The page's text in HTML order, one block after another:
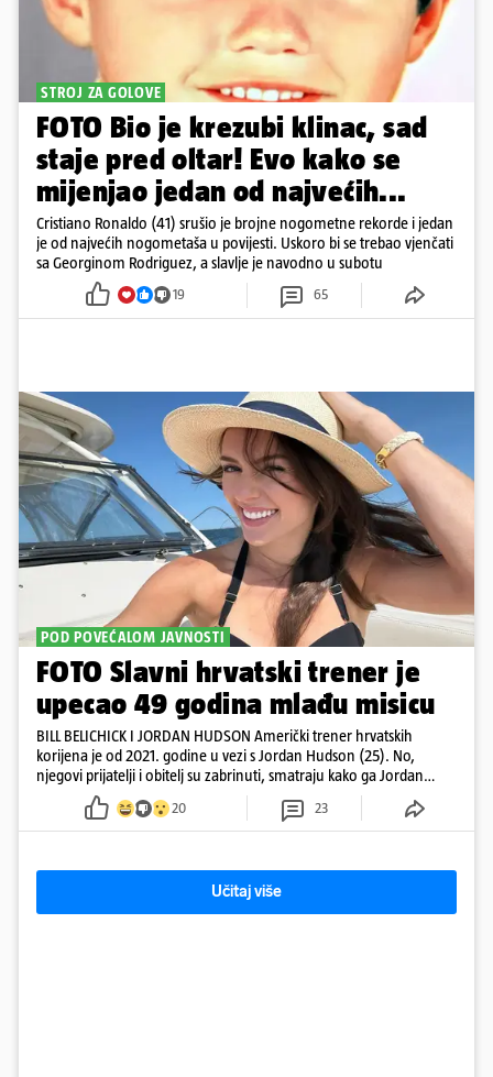
STROJ ZA GOLOVE
FOTO Bio je krezubi klinac, sad
staje pred oltar! Evo kako se
mijenjao jedan od najvećih...
Cristiano Ronaldo (41) srušio je brojne nogometne rekorde i jedan
je od najvećih nogometaša u povijesti. Uskoro bi se trebao vjenčati
sa Georginom Rodriguez, a slavlje je navodno u subotu
19 65
POD POVEĆALOM JAVNOSTI
FOTO Slavni hrvatski trener je
upecao 49 godina mlađu misicu
BILL BELICHICK I JORDAN HUDSON Američki trener hrvatskih
korijena je od 2021. godine u vezi s Jordan Hudson (25). No,
njegovi prijatelji i obitelj su zabrinuti, smatraju kako ga Jordan
kontrolira
20 23
Učitaj više